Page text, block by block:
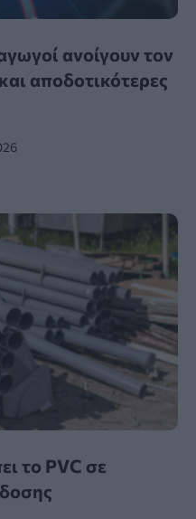
ανοίγουν τον
αποδοτικότερες
το PVC σε